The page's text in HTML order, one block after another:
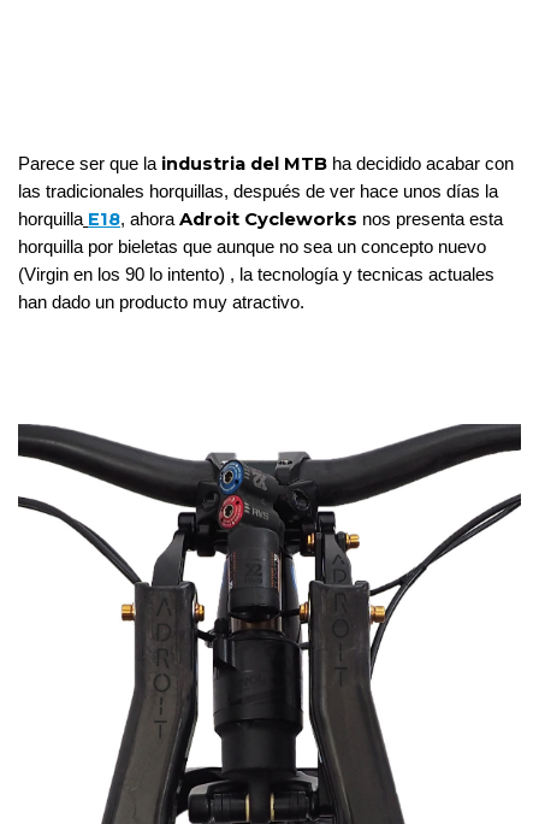
Parece ser que la industria del MTB ha decidido acabar con
las tradicionales horquillas, después de ver hace unos días la
horquilla E18, ahora Adroit Cycleworks nos presenta esta
horquilla por bieletas que aunque no sea un concepto nuevo
(Virgin en los 90 lo intento) , la tecnología y tecnicas actuales
han dado un producto muy atractivo.